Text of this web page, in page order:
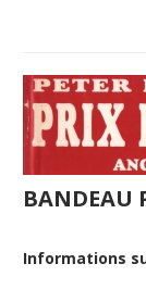
BANDEAU
Informations